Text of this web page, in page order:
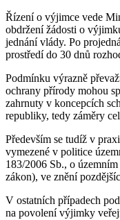
Řízení o výjimce vede
obdržení žádosti o
jednání vlády. Po
prostředí do 30 dnů
Podmínku výrazně
ochrany přírody mohou
zahrnuty v koncepcích
republiky, tedy záměry
Především se tudíž v
vymezené v politice
183/2006 Sb., o
zákon), ve znění
V ostatních případech
na povolení výjimky